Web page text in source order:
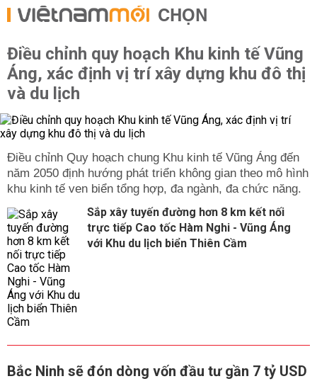
CHỌN
Điều chỉnh quy hoạch Khu kinh tế Vũng
Áng, xác định vị trí xây dựng khu đô thị
và du lịch
Điều chỉnh Quy hoạch chung Khu kinh tế Vũng Áng đến
năm 2050 định hướng phát triển không gian theo mô hình
khu kinh tế ven biển tổng hợp, đa ngành, đa chức năng.
Sắp xây tuyến đường hơn 8 km kết nối
trực tiếp Cao tốc Hàm Nghi - Vũng Áng
với Khu du lịch biển Thiên Cầm
Bắc Ninh sẽ đón dòng vốn đầu tư gần 7 tỷ USD